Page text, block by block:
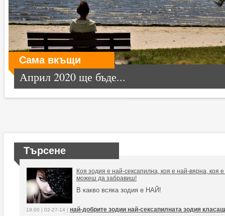
Сама вкъщи
Април 2020 ще бъде...
Търсене
Коя зодия е най-сексапилна, коя е най-вярна, коя
можеш да забравиш!
В какво всяка зодия е НАЙ!
19:00 | 02-27-14 | най-добрите зодии най-сексапилната зодия